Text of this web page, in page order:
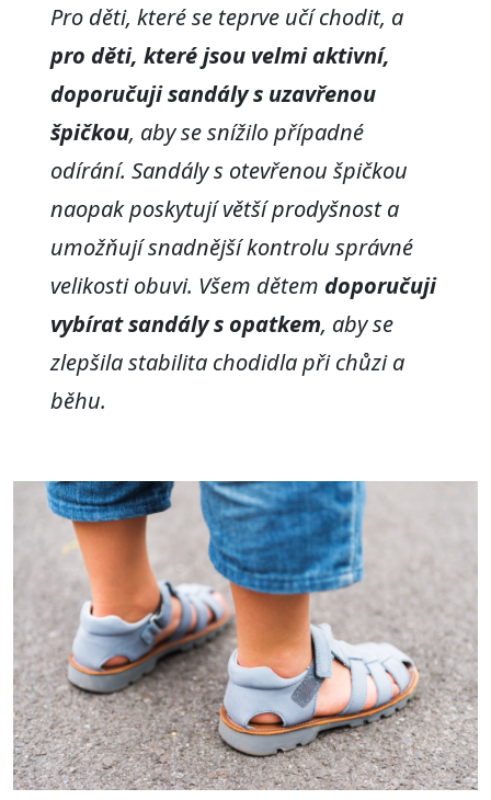
Pro děti, které se teprve učí chodit, a
pro děti, které jsou velmi aktivní,
doporučuji sandály s uzavřenou
špičkou, aby se snížilo případné
odírání. Sandály s otevřenou špičkou
naopak poskytují větší prodyšnost a
umožňují snadnější kontrolu správné
velikosti obuvi. Všem dětem doporučuji
vybírat sandály s opatkem, aby se
zlepšila stabilita chodidla při chůzi a
běhu.